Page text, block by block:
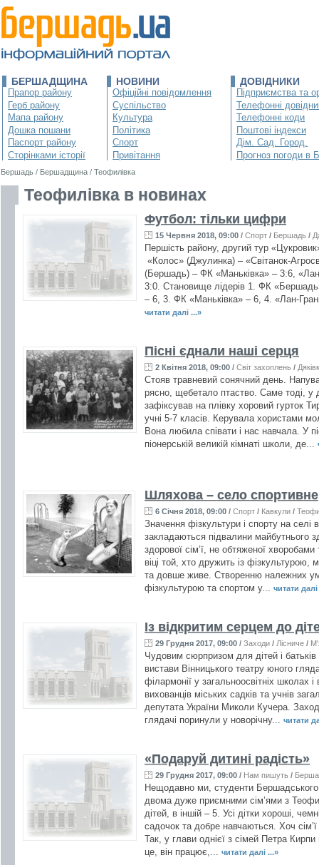
БЕРШАДЩИНА
Прапор району
Герб району
Мапа району
Дошка пошани
Паспорт району
Сторінками історії
НОВИНИ
Офіційні повідомлення
Суспільство
Культура
Політика
Спорт
Привітання
ДОВІДНИКИ
Підприємства та
Телефонні
Телефонні коди
Поштові індекси
Дім. Сад. Город.
Прогноз погоди в
Бершадь / Бершадщина / Теофилівка
Теофилівка в новинах
Футбол: тільки цифри
15 Червня 2018, 09:00 / Спорт / Бершадь /
Першість району, другий тур
«Колос» (Джулинка) – «Світанок-
(Бершадь) – ФК «Маньківка» – 3:6,
3:0. Становище лідерів 1. ФК
– 6, 3. ФК «Маньківка» – 6, 4. «Лан-
читати далі ...»
Пісні єднали наші серця
2 Квітня 2018, 09:00 / Світ захоплень /
Стояв травневий сонячний день.
рясно, щебетало птаство. Саме тоді,
зафіксував на плівку хоровий гурток
учні 5-7 класів. Керувала хористами
Вона любила співати і нас навчала. У
піонерській великій кімнаті школи, де...
Шляхова – село спортивне
6 Січня 2018, 09:00 / Спорт / Кавкули /
Значення фізкультури і спорту на
закладаються підвалини майбутнього
здорової сім’ї, не обтяженої
віці той, хто дружить із
та довше живе. Створенню належних
фізкультурою та спортом у... читати
Із відкритим серцем до
29 Грудня 2017, 09:00 / Заходи / Лісниче /
Чудовим сюрпризом для дітей і
вистави Вінницького театру юного
філармонії у загальноосвітніх школах
вихованців міських садків та учнів
депутата України Миколи Кучера.
глядачі поринули у новорічну... читати
«Подаруй дитині радість»
29 Грудня 2017, 09:00 / Нам пишуть /
Нещодавно ми, студенти
двома дуже приємними сім’ями з
дітей, в іншій – 5. Усі дітки хороші,
садочок та добре навчаються. Хоч
Так, у глави однієї з сімей Петра
це, він працює,... читати далі ...»